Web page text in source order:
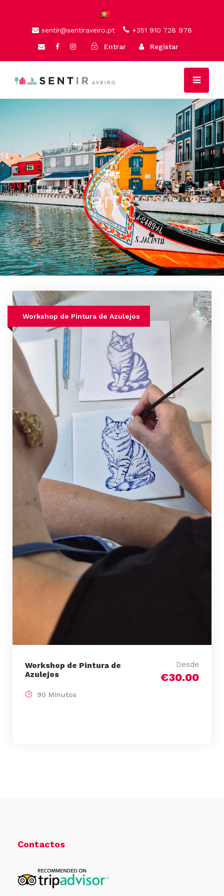
sentir@sentiraveiro.pt +351 910 728 978
Entrar Registar
Tag
arte
Workshop de Pintura de Azulejos
Workshop de Pintura de
Azulejos
Desde
€30.00
90 Minutos
Contactos